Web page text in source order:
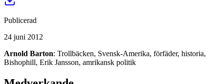
Publicerad
24 juni 2012
Arnold Barton: Trollbäcken, Svensk-Amerika, förfäder, historia,
Bishophill, Erik Jansson, amrikansk politik